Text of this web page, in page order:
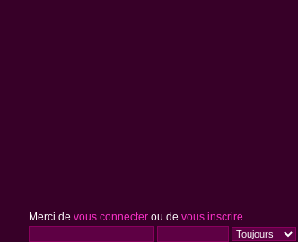
Merci de vous connecterou de vous inscrire